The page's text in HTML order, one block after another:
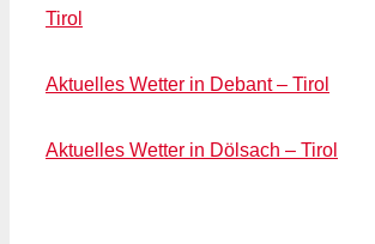
Tirol
Aktuelles Wetter in Debant – Tirol
Aktuelles Wetter in Dölsach – Tirol